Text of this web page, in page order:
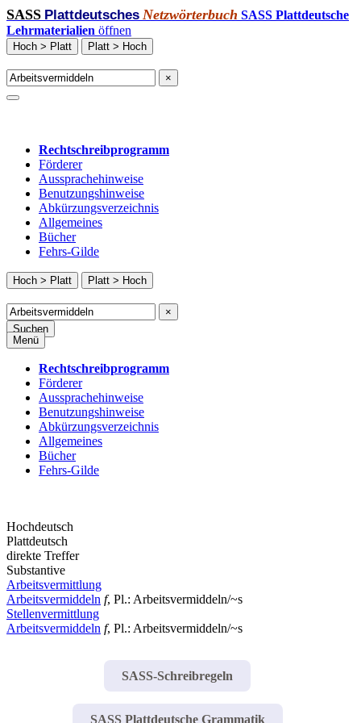
SASS Plattdeutsches Netzwörterbuch SASS Plattdeutsche
Lehrmaterialien öffnen
Hoch > Platt Platt > Hoch
×
Rechtschreibprogramm
Förderer
Aussprachehinweise
Benutzungshinweise
Abkürzungsverzeichnis
Allgemeines
Bücher
Fehrs-Gilde
Hoch > Platt Platt > Hoch
×
Suchen
Menü
Rechtschreibprogramm
Förderer
Aussprachehinweise
Benutzungshinweise
Abkürzungsverzeichnis
Allgemeines
Bücher
Fehrs-Gilde
Hochdeutsch
Plattdeutsch
direkte Treffer
Substantive
Arbeitsvermittlung
Arbeitsvermiddeln f, Pl.: Arbeitsvermiddeln/~s
Stellenvermittlung
Arbeitsvermiddeln f, Pl.: Arbeitsvermiddeln/~s
SASS-Schreibregeln
SASS Plattdeutsche Grammatik